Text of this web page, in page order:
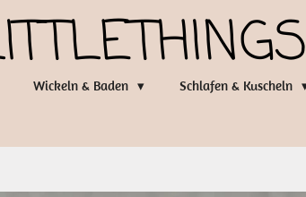
Wickeln & Baden Schlafen & Kuscheln